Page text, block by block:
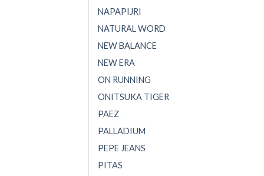
NAPAPIJRI
NATURAL WORD
NEW BALANCE
NEW ERA
ON RUNNING
ONITSUKA TIGER
PAEZ
PALLADIUM
PEPE JEANS
PITAS